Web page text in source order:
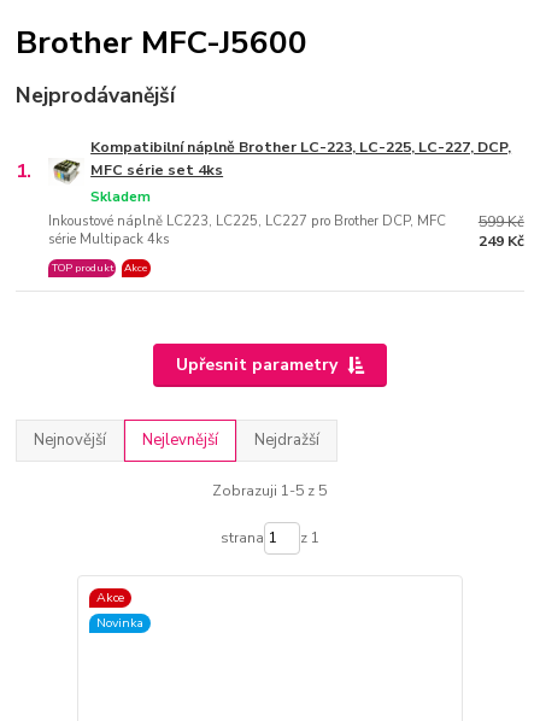
Brother MFC-J5600
Nejprodávanější
1.
Kompatibilní náplně Brother LC-223, LC-225, LC-227, DCP,
MFC série set 4ks
Inkoustové náplně LC223, LC225, LC227 pro Brother DCP, MFC
série Multipack 4ks
Skladem
TOP produkt Akce
599 Kč
249 Kč
Upřesnit parametry
Nejnovější Nejlevnější Nejdražší
Zobrazuji 1-5 z 5
strana z 1
Akce
Novinka